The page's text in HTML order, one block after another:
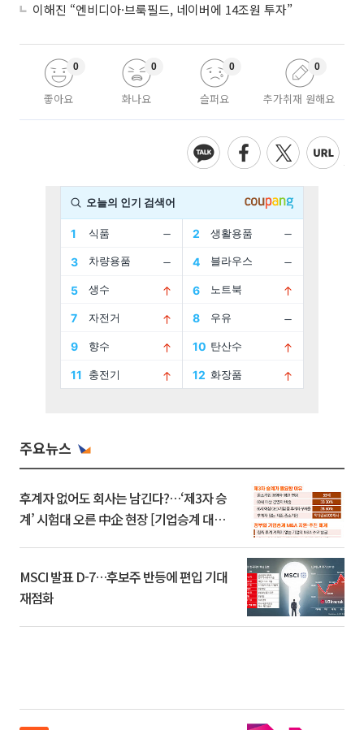
이해진 “엔비디아·브룩필드, 네이버에 14조원 투자”
좋아요
0
화나요
0
슬퍼요
0
추가취재 원해요
0
주요뉴스
후계자 없어도 회사는 남긴다?…‘제3자 승
계’ 시험대 오른 中企 현장 [기업승계 대전
MSCI 발표 D-7…후보주 반등에 편입 기대
재점화